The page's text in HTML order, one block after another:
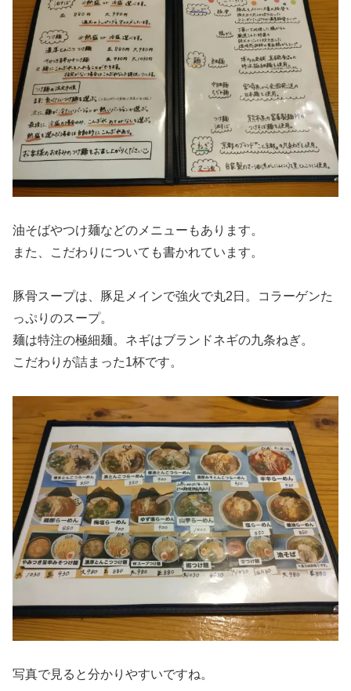
油そばやつけ麺などのメニューもあります。
また、こだわりについても書かれています。
豚骨スープは、豚足メインで強火で丸2日。コラーゲンた
っぷりのスープ。
麺は特注の極細麺。ネギはブランドネギの九条ねぎ。
こだわりが詰まった1杯です。
写真で見ると分かりやすいですね。